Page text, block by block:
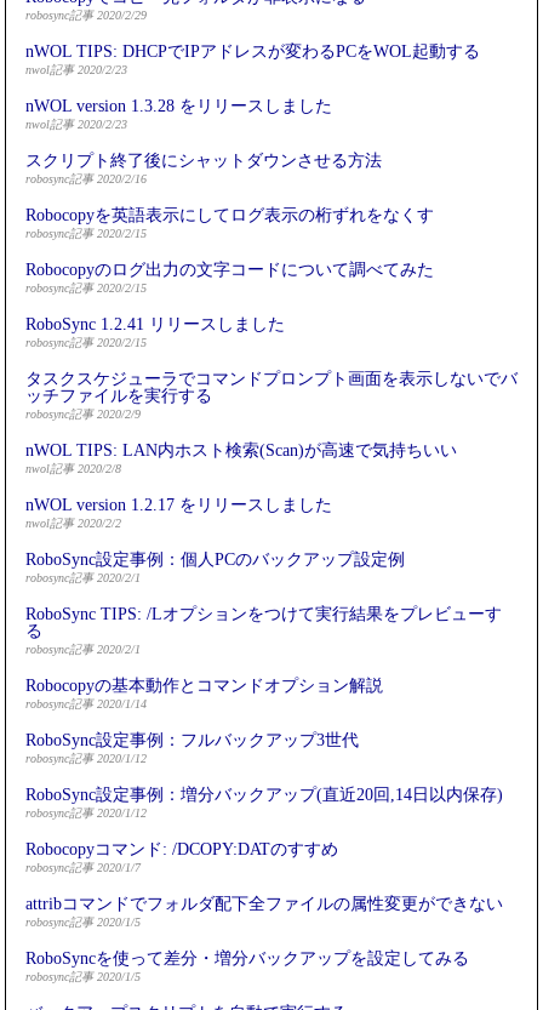
robosync記事 2020/2/29
nWOL TIPS: DHCPでIPアドレスが変わるPCをWOL起動する
nwol記事 2020/2/23
nWOL version 1.3.28 をリリースしました
nwol記事 2020/2/23
スクリプト終了後にシャットダウンさせる方法
robosync記事 2020/2/16
Robocopyを英語表示にしてログ表示の桁ずれをなくす
robosync記事 2020/2/15
Robocopyのログ出力の文字コードについて調べてみた
robosync記事 2020/2/15
RoboSync 1.2.41 リリースしました
robosync記事 2020/2/15
タスクスケジューラでコマンドプロンプト画面を表示しないでバ
ッチファイルを実行する
robosync記事 2020/2/9
nWOL TIPS: LAN内ホスト検索(Scan)が高速で気持ちいい
nwol記事 2020/2/8
nWOL version 1.2.17 をリリースしました
nwol記事 2020/2/2
RoboSync設定事例：個人PCのバックアップ設定例
robosync記事 2020/2/1
RoboSync TIPS: /Lオプションをつけて実行結果をプレビューす
る
robosync記事 2020/2/1
Robocopyの基本動作とコマンドオプション解説
robosync記事 2020/1/14
RoboSync設定事例：フルバックアップ3世代
robosync記事 2020/1/12
RoboSync設定事例：増分バックアップ(直近20回,14日以内保存)
robosync記事 2020/1/12
Robocopyコマンド: /DCOPY:DATのすすめ
robosync記事 2020/1/7
attribコマンドでフォルダ配下全ファイルの属性変更ができない
robosync記事 2020/1/5
RoboSyncを使って差分・増分バックアップを設定してみる
robosync記事 2020/1/5